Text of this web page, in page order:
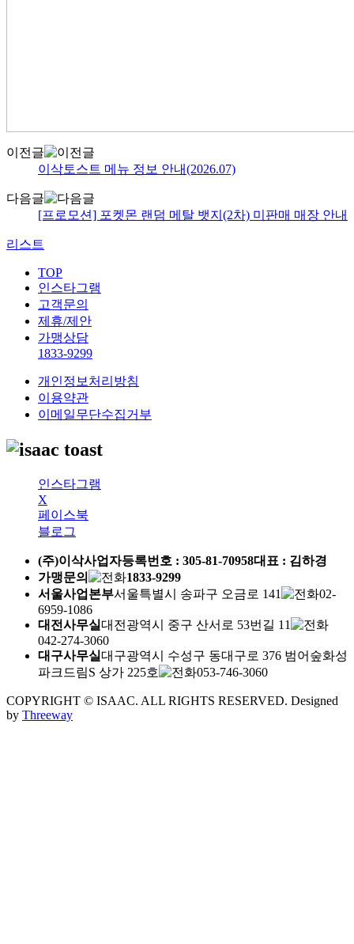
이전글
이삭토스트 메뉴 정보 안내(2026.07)
다음글
[프로모션] 포켓몬 랜덤 메탈 뱃지(2차) 미판매 매장 안내
리스트
TOP
인스타그램
고객문의
제휴/제안
가맹상담
1833-9299
개인정보처리방침
이용약관
이메일무단수집거부
인스타그램
X
페이스북
블로그
(주)이삭사업자등록번호 : 305-81-70958대표 : 김하경
가맹문의
1833-9299
서울사업본부서울특별시 송파구 오금로 141
02-
6959-1086
대전사무실대전광역시 중구 산서로 53번길 11
042-274-3060
대구사무실대구광역시 수성구 동대구로 376 범어숲화성
파크드림S 상가 225호
053-746-3060
COPYRIGHT © ISAAC. ALL RIGHTS RESERVED. Designed
by Threeway